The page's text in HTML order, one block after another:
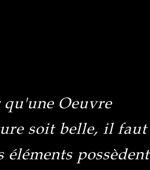
qu'une Oeuvre
soit belle, il faut
éléments possèdent